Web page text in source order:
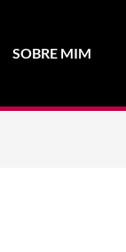
SOBRE MIM